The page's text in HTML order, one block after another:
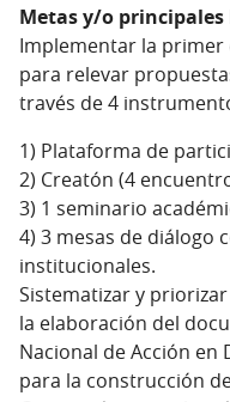
Metas y/o
Implementar la
para relevar
través de 4
1) Plataforma de
2) Creatón (4
3) 1 seminario
4) 3 mesas de diálogo
institucionales.
Sistematizar y
la elaboración del
Nacional de Acción
para la construcción